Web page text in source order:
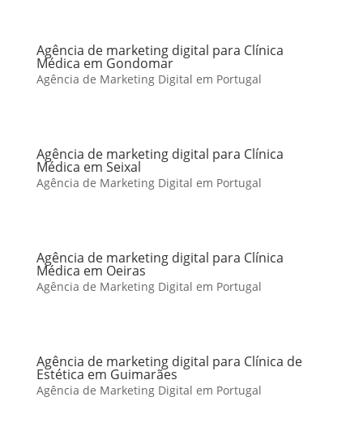
Agência de marketing digital para Clínica
Médica em Gondomar
Agência de Marketing Digital em Portugal
Agência de marketing digital para Clínica
Médica em Seixal
Agência de Marketing Digital em Portugal
Agência de marketing digital para Clínica
Médica em Oeiras
Agência de Marketing Digital em Portugal
Agência de marketing digital para Clínica de
Estética em Guimarães
Agência de Marketing Digital em Portugal